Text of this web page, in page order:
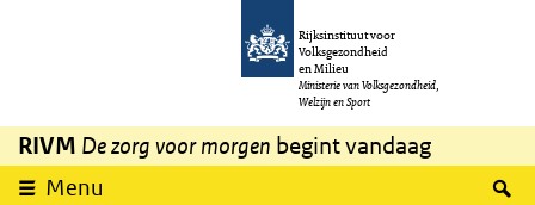
Overslaan en naar de inhoud gaan
Rijksinstituut voor
Volksgezondheid
en Milieu
Ministerie van Volksgezondheid,
Welzijn en Sport
RIVM De zorg voor morgen begint vandaag
Menu